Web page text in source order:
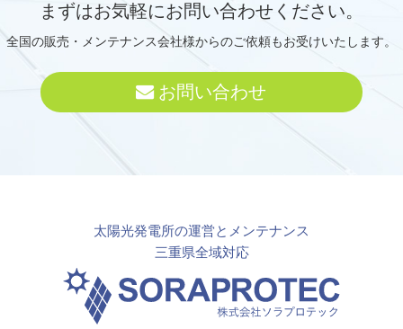
まずはお気軽にお問い合わせください。
全国の販売・メンテナンス会社様からのご依頼もお受けいたします。
お問い合わせ
太陽光発電所の運営とメンテナンス
三重県全域対応